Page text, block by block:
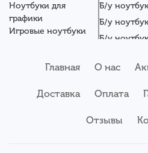
Ноутбуки для
графики
Игровые ноутбуки
Мониторы
Серверы
Б/у
Б/у
Б/у
Б/у
Б/у
Главная О нас
Доставка Оплата
Отзывы